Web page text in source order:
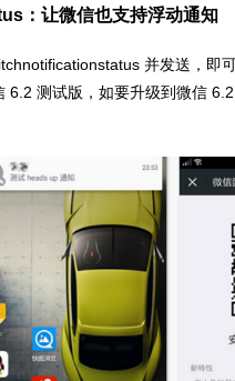
：让微信也支持浮动通知
并发送，即
6.2 测试版，如要升级到微信